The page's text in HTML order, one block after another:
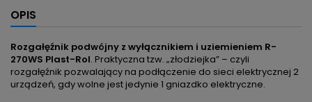
OPIS
Rozgałęźnik podwójny z wyłącznikiem i uziemieniem R-
270WS Plast-Rol. Praktyczna tzw. „złodziejka” – czyli
rozgałęźnik pozwalający na podłączenie do sieci elektrycznej 2
urządzeń, gdy wolne jest jedynie 1 gniazdko elektryczne.